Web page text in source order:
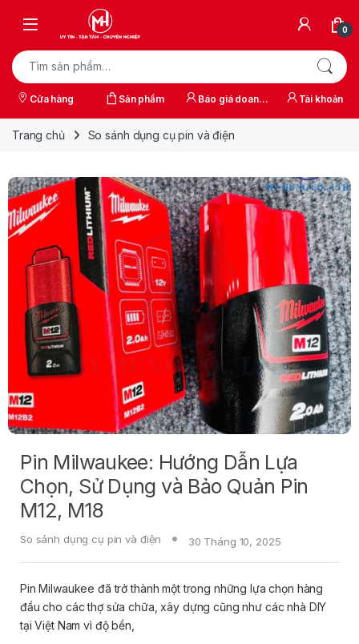
0
Tìm kiếm:
Cửa hàng Sản phẩm
Báo giá doanh
Tài khoản
Trang chủ So sánh dụng cụ pin và điện
Pin Milwaukee: Hướng Dẫn Lựa
Chọn, Sử Dụng và Bảo Quản Pin
M12, M18
So sánh dụng cụ pin và điện 30 Tháng 10, 2025
Pin Milwaukee đã trở thành một trong những lựa chọn hàng
đầu cho các thợ sửa chữa, xây dựng cũng như các nhà DIY
tại Việt Nam vì độ bền,